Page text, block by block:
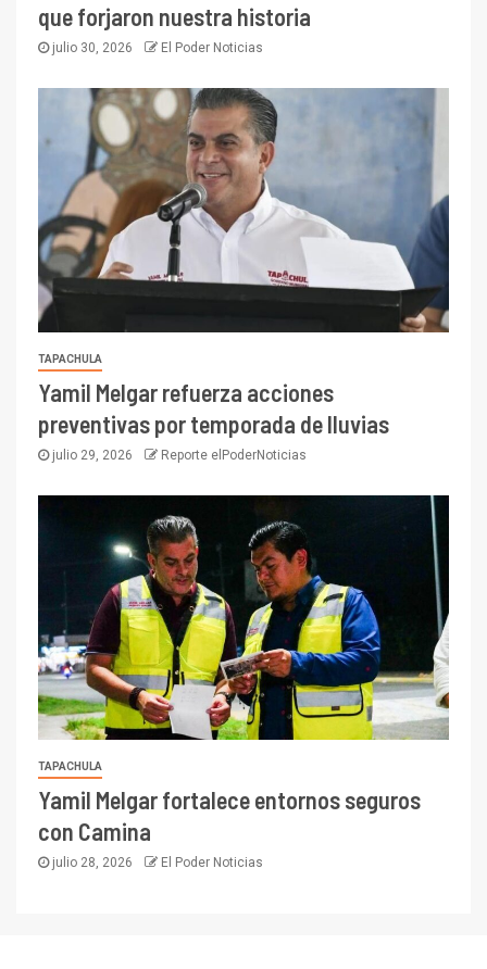
que forjaron nuestra historia
julio 30, 2026 El Poder Noticias
TAPACHULA
Yamil Melgar refuerza acciones
preventivas por temporada de lluvias
julio 29, 2026 Reporte elPoderNoticias
TAPACHULA
Yamil Melgar fortalece entornos seguros
con Camina
julio 28, 2026 El Poder Noticias